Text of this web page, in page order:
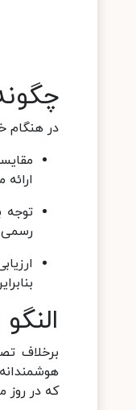
در هنگام
توجه
رسمی
برخلاف
که در روز